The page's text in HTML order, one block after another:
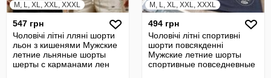
M, L, XL, XXL, XXXL
547 грн
Чоловічі літні лляні шорти
льон з кишенями Мужские
летние льняные шорты
шерты с карманами лен
M, L, XL, XXL, XXXL
494 грн
Чоловічі літні спортивні
шорти повсякденні
Мужские летние шорты
спортивные повседневные